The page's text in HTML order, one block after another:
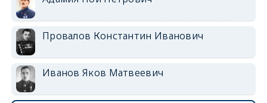
Провалов Константин Иванович
Иванов Яков Матвеевич